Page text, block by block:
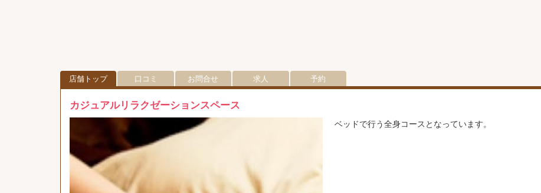
店舗トップ 口コミ お問合せ 求人 予約
カジュアルリラクゼーションスペース
ベッドで行う全身コースとなっています。